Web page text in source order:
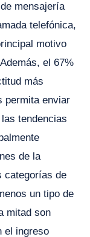
mensajería
telefónica,
motivo
el 67%
más
permita enviar
tendencias
de la
categorías de
un tipo de
mitad son
el ingreso